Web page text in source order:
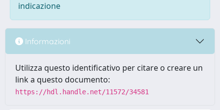
indicazione
Informazioni
Utilizza questo identificativo per citare o creare un
link a questo documento:
https://hdl.handle.net/11572/34581